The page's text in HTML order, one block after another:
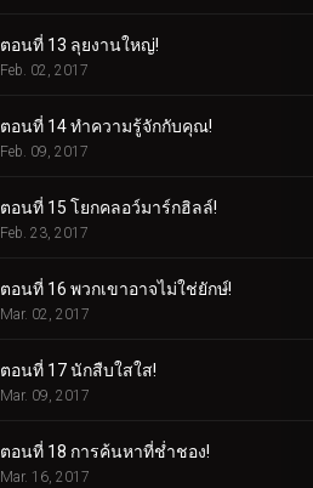
ตอนที่ 13 ลุยงานใหญ่!
Feb. 02, 2017
ตอนที่ 14 ทำความรู้จักกับคุณ!
Feb. 09, 2017
ตอนที่ 15 โยกคลอว์มาร์กฮิลล์!
Feb. 23, 2017
ตอนที่ 16 พวกเขาอาจไม่ใช่ยักษ์!
Mar. 02, 2017
ตอนที่ 17 นักสืบใสใส!
Mar. 09, 2017
ตอนที่ 18 การค้นหาที่ช่ำชอง!
Mar. 16, 2017